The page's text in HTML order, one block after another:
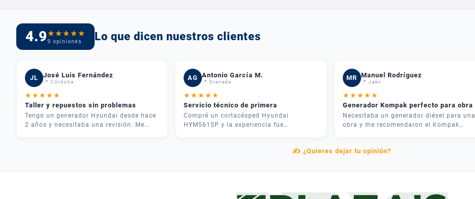
4.9★★★★★
9 opiniones Lo que dicen nuestros clientes
JL José Luis Fernández
📍 Córdoba
★★★★★
Taller y repuestos sin problemas
Tengo un generador Hyundai desde hace
2 años y necesitaba una revisión. Me
AG Antonio García M.
📍 Granada
★★★★★
Servicio técnico de primera
Compré un cortacésped Hyundai
HYM561SP y la experiencia fue
necesitaba para mi parcela. La entrega
MR Manuel Rodríguez
📍 Jaén
★★★★★
Generador Kompak perfecto para obra
Necesitaba un generador diésel para una
obra y me recomendaron el Kompak
asesoramiento: me explicaron las
✍️ ¿Quieres dejar tu opinión?